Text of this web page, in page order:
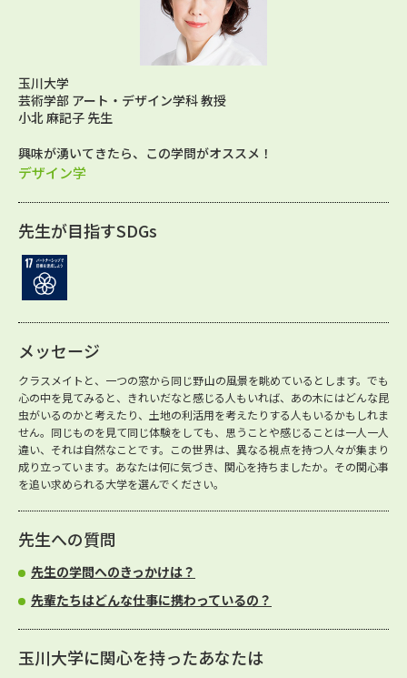
玉川大学
芸術学部 アート・デザイン学科 教授
小北 麻記子 先生
興味が湧いてきたら、この学問がオススメ！
デザイン学
先生が目指すSDGs
メッセージ
クラスメイトと、一つの窓から同じ野山の風景を眺めているとします。でも
心の中を見てみると、きれいだなと感じる人もいれば、あの木にはどんな昆
虫がいるのかと考えたり、土地の利活用を考えたりする人もいるかもしれま
せん。同じものを見て同じ体験をしても、思うことや感じることは一人一人
違い、それは自然なことです。この世界は、異なる視点を持つ人々が集まり
成り立っています。あなたは何に気づき、関心を持ちましたか。その関心事
を追い求められる大学を選んでください。
先生への質問
先生の学問へのきっかけは？
先輩たちはどんな仕事に携わっているの？
玉川大学に関心を持ったあなたは